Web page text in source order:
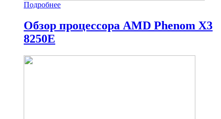
Подробнее
Обзор процессора AMD Phenom X3
8250E